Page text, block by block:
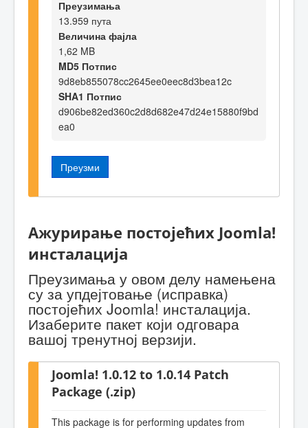
Преузимања
13.959 пута
Величина фајла
1,62 MB
MD5 Потпис
9d8eb855078cc2645ee0eec8d3bea12c
SHA1 Потпис
d906be82ed360c2d8d682e47d24e15880f9bd
ea0
Преузми
Ажурирање постојећих Joomla!
инсталација
Преузимања у овом делу намењена
су за упдејтовање (исправка)
постојећих Joomla! инсталација.
Изаберите пакет који одговара
вашој тренутној верзији.
Joomla! 1.0.12 to 1.0.14 Patch
Package (.zip)
This package is for performing updates from